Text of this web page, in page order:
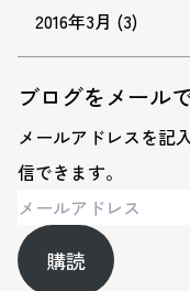
2016年3月 (3)
ブログをメール
メールアドレスを記
信できます。
メ
ー
ル
購読